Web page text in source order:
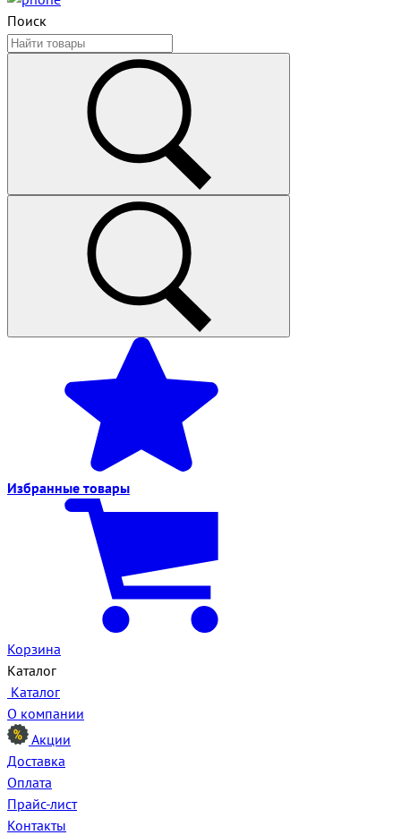
Поиск
Избранные товары
Корзина
Каталог
Каталог
О компании
Акции
Доставка
Оплата
Прайс-лист
Контакты